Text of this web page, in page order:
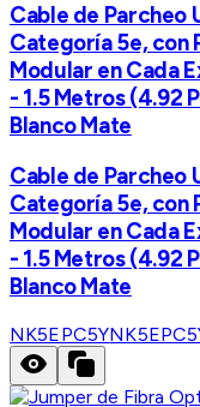
Cable de Parcheo
Categoría 5e, con
Modular en Cada
- 1.5 Metros (4.92
Blanco Mate
Cable de Parcheo
Categoría 5e, con
Modular en Cada
- 1.5 Metros (4.92
Blanco Mate
NK5EPC5Y